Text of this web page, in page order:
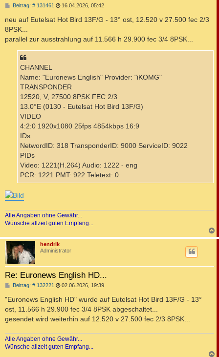
Beitrag: # 131461 B
i
t
a
g
16.04.2026, 05:42
neu auf Eutelsat Hot Bird 13F/G - 13° ost, 12.520 v 27.500 fec 2/3
8PSK...
parallel zur ausstrahlung auf 11.566 h 29.900 fec 3/4 8PSK...
CHANNEL
Name: "Euronews English" Provider: "iKOMG"
TRANSPONDER
12520, V, 27500 8PSK FEC 2/3
13.0°E (0130 - Eutelsat Hot Bird 13F/G)
VIDEO
4:2:0 1920x1080 25fps 4854kbps 16:9
IDs
NetwordID: 318 TransponderID: 9000 ServiceID: 9022
PIDs
Video: 1221(H.264) Audio: 1222 - eng
PCR: 1221 PMT: 922 Teletext: 0
Alle Angaben ohne Gewähr...
Wünsche allzeit guten Empfang...
a
hendrik
Administrator
Re: Euronews English HD...
Beitrag: # 132221 B
i
r
g
02.06.2026, 19:39
"Euronews English HD" wurde auf Eutelsat Hot Bird 13F/G - 13°
ost, 11.566 h 29.900 fec 3/4 8PSK abgeschaltet...
gesendet wird weiterhin auf 12.520 v 27.500 fec 2/3 8PSK...
Alle Angaben ohne Gewähr...
Wünsche allzeit guten Empfang...